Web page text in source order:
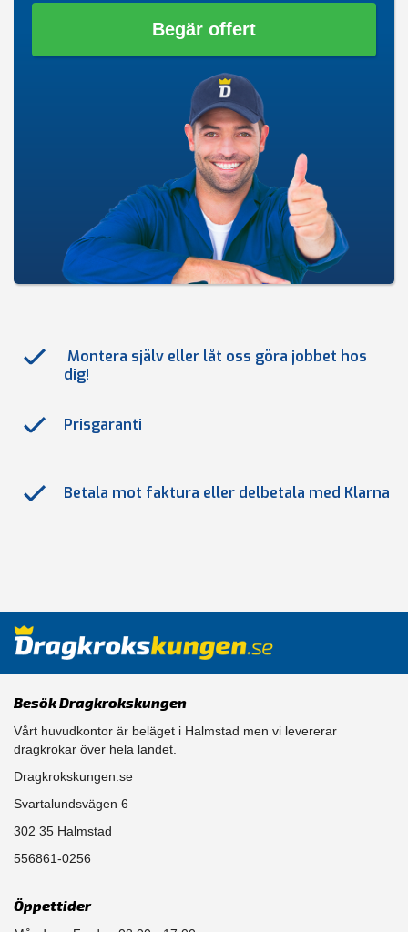
Begär offert
Montera själv eller låt oss göra jobbet hos
dig!
Prisgaranti
Betala mot faktura eller delbetala med Klarna
Besök Dragkrokskungen
Vårt huvudkontor är beläget i Halmstad men vi levererar
dragkrokar över hela landet.
Dragkrokskungen.se
Svartalundsvägen 6
302 35 Halmstad
556861-0256
Öppettider